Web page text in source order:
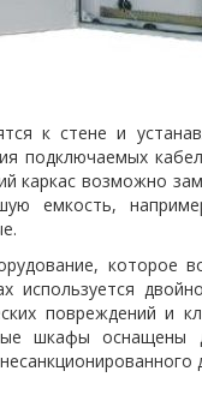
к стене и
подключаемых
каркас возможно
емкость,
которое
повреждений и
шкафы оснащены